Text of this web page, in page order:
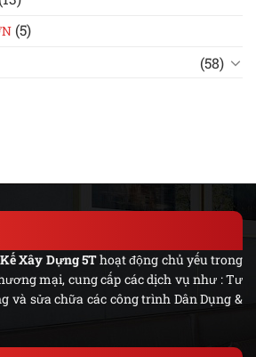
(5)
(58)
Xây Dựng 5Thoạt động chủ yếu trong
mại, cung cấp các dịch vụ như : Tư
và sửa chữa các công trình Dân Dụng &